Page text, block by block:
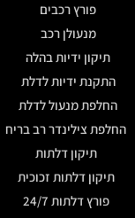
פורץ רכבים
מנעולן רכב
תיקון ידיות בהלה
התקנת ידיות לדלת
החלפת מנעול לדלת
החלפת צילינדר רב בריח
תיקון דלתות
תיקון דלתות זכוכית
פורץ דלתות 24/7